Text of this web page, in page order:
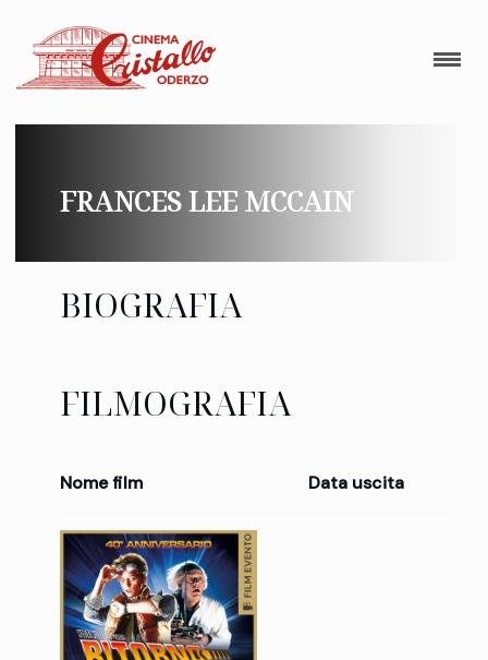
FRANCES LEE MCCAIN
BIOGRAFIA
FILMOGRAFIA
Nome film Data uscita